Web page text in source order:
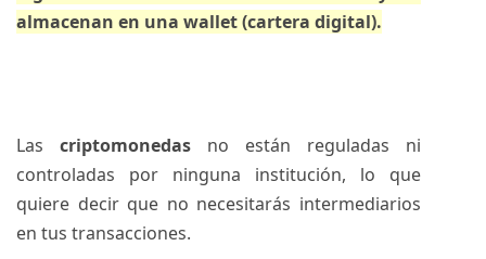
almacenan en una wallet (cartera digital).
Las criptomonedas no están reguladas ni
controladas por ninguna institución, lo que
quiere decir que no necesitarás intermediarios
en tus transacciones.